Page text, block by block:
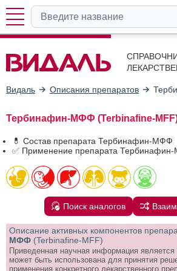
Видаль Описания препаратов
Тербинафин-МФФ (Terbinafine-
💊 Состав препарата Тербинафин-МФФ
✅ Применение препарата
Поиск аналогов
Описание активных компонентов
МФФ (Terbinafine-MFF)
Приведенная научная информация
может быть использована для принятия
применения конкретного лекарственного